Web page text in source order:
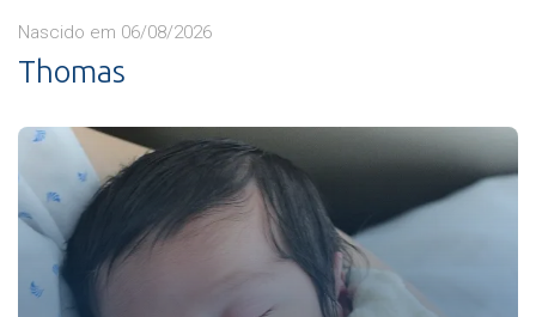
Nascido em 06/08/2026
Thomas